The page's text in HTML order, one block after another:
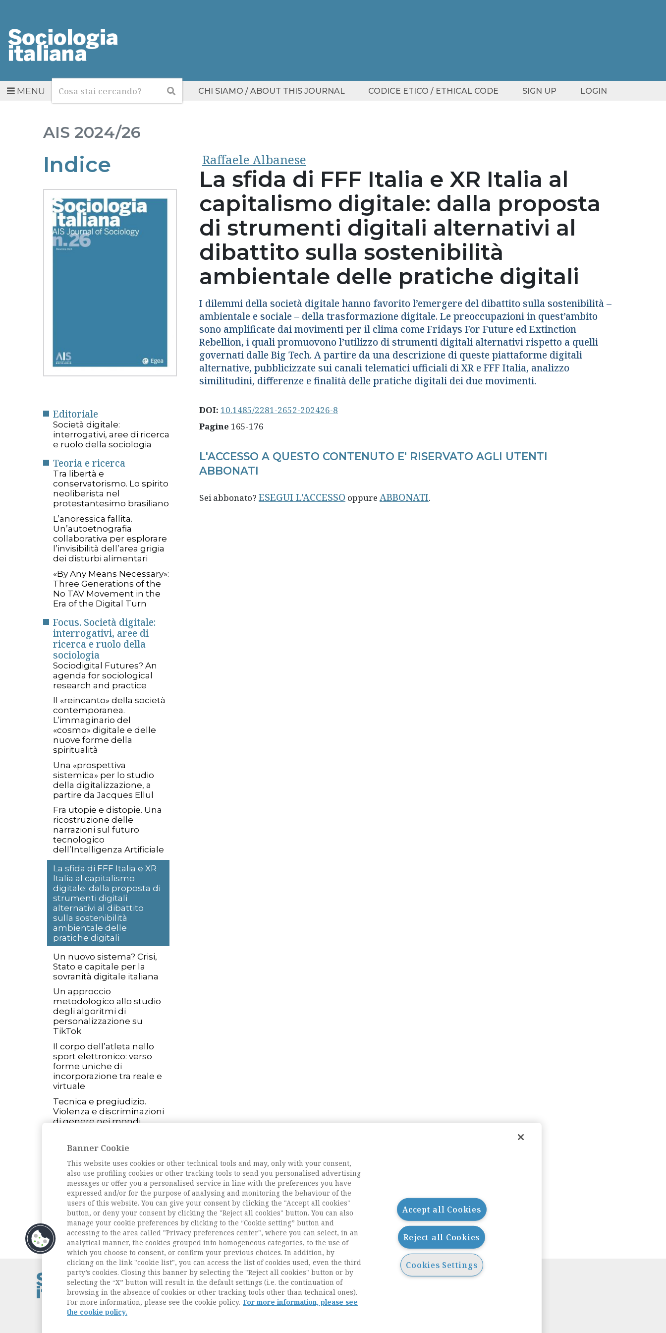
MENUCerca Cerca CHI SIAMO / ABOUT THIS JOURNAL CODICE ETICO / ETHICAL CODE SIGN UP LOGIN
AIS 2024/26
Indice
Editoriale
Società digitale:
interrogativi, aree di ricerca
e ruolo della sociologia
Teoria e ricerca
Tra libertà e
conservatorismo. Lo spirito
neoliberista nel
protestantesimo brasiliano
L’anoressica fallita.
Un’autoetnografia
collaborativa per esplorare
l’invisibilità dell’area grigia
dei disturbi alimentari
«By Any Means Necessary»:
Three Generations of the
No TAV Movement in the
Era of the Digital Turn
Focus. Società digitale:
interrogativi, aree di
ricerca e ruolo della
sociologia
Sociodigital Futures? An
agenda for sociological
research and practice
Il «reincanto» della società
contemporanea.
L’immaginario del
«cosmo» digitale e delle
nuove forme della
spiritualità
Una «prospettiva
sistemica» per lo studio
della digitalizzazione, a
partire da Jacques Ellul
Fra utopie e distopie. Una
ricostruzione delle
narrazioni sul futuro
tecnologico
dell’Intelligenza Artificiale
La sfida di FFF Italia e XR
Italia al capitalismo
digitale: dalla proposta di
strumenti digitali
alternativi al dibattito
sulla sostenibilità
ambientale delle
pratiche digitali
Un nuovo sistema? Crisi,
Stato e capitale per la
sovranità digitale italiana
Un approccio
metodologico allo studio
degli algoritmi di
personalizzazione su
TikTok
Il corpo dell’atleta nello
sport elettronico: verso
forme uniche di
incorporazione tra reale e
virtuale
Tecnica e pregiudizio.
Violenza e discriminazioni
di genere nei mondi
L'intervista
Una vita per le pari
opportunità. Intervista a
Bianca Beccalli (Pavia, 26
ottobre 1938 – Milano, 17
ottobre 2024)
Archivio della rivista
Raffaele Albanese
La sfida di FFF Italia e XR Italia al
capitalismo digitale: dalla proposta
di strumenti digitali alternativi al
dibattito sulla sostenibilità
ambientale delle pratiche digitali
I dilemmi della società digitale hanno favorito l’emergere del dibattito sulla sostenibilità –
ambientale e sociale – della trasformazione digitale. Le preoccupazioni in quest’ambito
sono amplificate dai movimenti per il clima come Fridays For Future ed Extinction
Rebellion, i quali promuovono l’utilizzo di strumenti digitali alternativi rispetto a quelli
governati dalle Big Tech. A partire da una descrizione di queste piattaforme digitali
alternative, pubblicizzate sui canali telematici ufficiali di XR e FFF Italia, analizzo
similitudini, differenze e finalità delle pratiche digitali dei due movimenti.
DOI: 10.1485/2281-2652-202426-8
Pagine 165-176
L'ACCESSO A QUESTO CONTENUTO E' RISERVATO AGLI UTENTI
ABBONATI
Sei abbonato? ESEGUI L'ACCESSO oppure ABBONATI.
Contatti / Contacts
Privacy
Cookie Policy
Whistleblowing
Banner Cookie
This website uses cookies or other technical tools and may, only with your consent,
also use profiling cookies or other tracking tools to send you personalised advertising
messages or offer you a personalised service in line with the preferences you have
expressed and/or for the purpose of analysing and monitoring the behaviour of the
users of this website. You can give your consent by clicking the "Accept all cookies"
button, or deny your consent by clicking the "Reject all cookies" button. You can also
manage your cookie preferences by clicking to the “Cookie setting” button and
accessing to the area called "Privacy preferences center", where you can select, in an
analytical manner, the cookies grouped into homogeneous categories, to the use of
which you choose to consent, or confirm your previous choices. In addition, by
clicking on the link "cookie list", you can access the list of cookies used, even the third
party’s cookies. Closing this banner by selecting the "Reject all cookies" button or by
selecting the “X” button will result in the default settings (i.e. the continuation of
browsing in the absence of cookies or other tracking tools other than technical ones).
For more information, please see the cookie policy. For more information, please see
the cookie policy.
Accept all Cookies
Reject all Cookies
Cookies Settings